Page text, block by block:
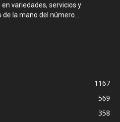
en variedades, servicios y
la mano del número...
1167
569
358